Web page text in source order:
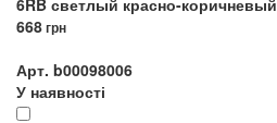
6RB светлый красно-коричневый
668грн
Арт. b00098006
У наявності